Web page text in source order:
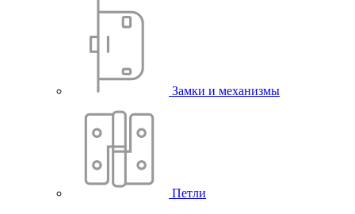
Замки и механизмы
Петли